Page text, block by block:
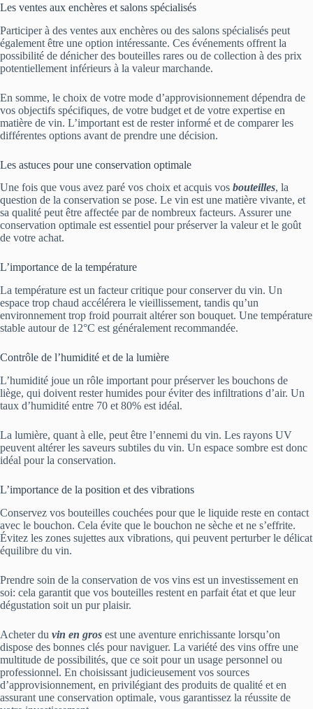
Les ventes aux enchères et salons spécialisés
Participer à des ventes aux enchères ou des salons spécialisés peut
également être une option intéressante. Ces événements offrent la
possibilité de dénicher des bouteilles rares ou de collection à des prix
potentiellement inférieurs à la valeur marchande.
En somme, le choix de votre mode d’approvisionnement dépendra de
vos objectifs spécifiques, de votre budget et de votre expertise en
matière de vin. L’important est de rester informé et de comparer les
différentes options avant de prendre une décision.
Les astuces pour une conservation optimale
Une fois que vous avez paré vos choix et acquis vos bouteilles, la
question de la conservation se pose. Le vin est une matière vivante, et
sa qualité peut être affectée par de nombreux facteurs. Assurer une
conservation optimale est essentiel pour préserver la valeur et le goût
de votre achat.
L’importance de la température
La température est un facteur critique pour conserver du vin. Un
espace trop chaud accélérera le vieillissement, tandis qu’un
environnement trop froid pourrait altérer son bouquet. Une température
stable autour de 12°C est généralement recommandée.
Contrôle de l’humidité et de la lumière
L’humidité joue un rôle important pour préserver les bouchons de
liège, qui doivent rester humides pour éviter des infiltrations d’air. Un
taux d’humidité entre 70 et 80% est idéal.
La lumière, quant à elle, peut être l’ennemi du vin. Les rayons UV
peuvent altérer les saveurs subtiles du vin. Un espace sombre est donc
idéal pour la conservation.
L’importance de la position et des vibrations
Conservez vos bouteilles couchées pour que le liquide reste en contact
avec le bouchon. Cela évite que le bouchon ne sèche et ne s’effrite.
Évitez les zones sujettes aux vibrations, qui peuvent perturber le délicat
équilibre du vin.
Prendre soin de la conservation de vos vins est un investissement en
soi: cela garantit que vos bouteilles restent en parfait état et que leur
dégustation soit un pur plaisir.
Acheter du vin en gros est une aventure enrichissante lorsqu’on
dispose des bonnes clés pour naviguer. La variété des vins offre une
multitude de possibilités, que ce soit pour un usage personnel ou
professionnel. En choisissant judicieusement vos sources
d’approvisionnement, en privilégiant des produits de qualité et en
assurant une conservation optimale, vous garantissez la réussite de